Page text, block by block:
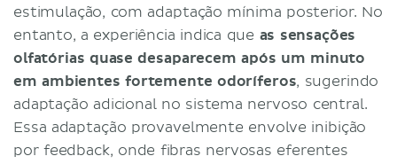
estimulação, com adaptação mínima posterior. No
entanto, a experiência indica que as sensações
olfatórias quase desaparecem após um minuto
em ambientes fortemente odoríferos, sugerindo
adaptação adicional no sistema nervoso central.
Essa adaptação provavelmente envolve inibição
por feedback, onde fibras nervosas eferentes